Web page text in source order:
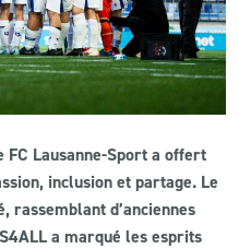
Lausanne-Sport a offert
inclusion et partage. Le
rassemblant d’anciennes
a marqué les esprits